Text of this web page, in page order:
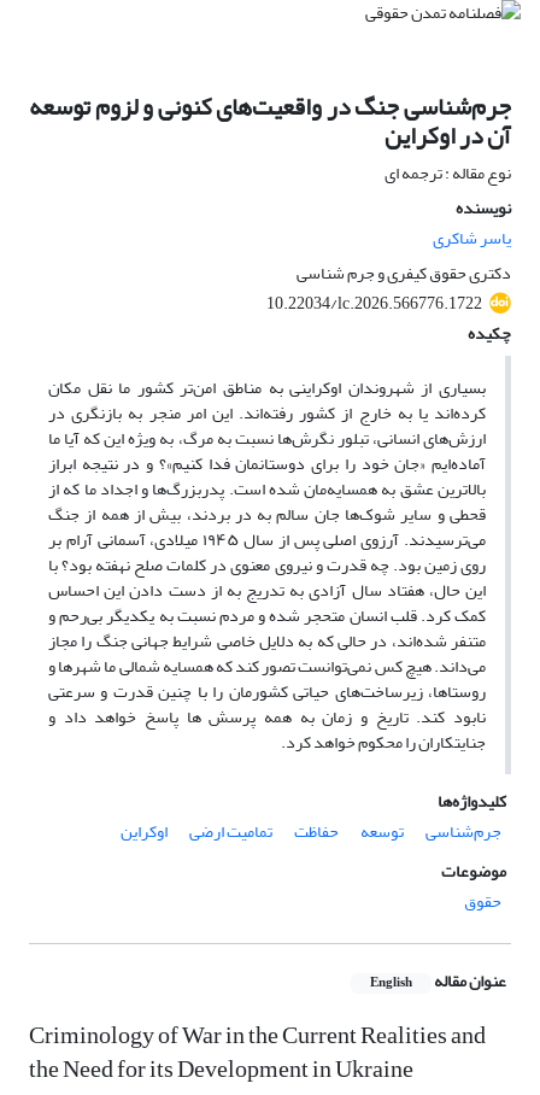
جرم‌شناسی جنگ در واقعیت‌های کنونی و لزوم توسعه
آن در اوکراین
نوع مقاله : ترجمه ای
نویسنده
یاسر شاکری
دکتری حقوق کیفری و جرم شناسی
10.22034/lc.2026.566776.1722
چکیده
بسیاری از شهروندان اوکراینی به مناطق امن‌تر کشور ما نقل مکان
کرده‌اند یا به خارج از کشور رفته‌اند. این امر منجر به بازنگری در
ارزش‌های انسانی، تبلور نگرش‌ها نسبت به مرگ، به ویژه این که آیا ما
آماده‌ایم «جان خود را برای دوستانمان فدا کنیم»؟ و در نتیجه ابراز
بالاترین عشق به همسایه‌مان شده است. پدربزرگ‌ها و اجداد ما که از
قحطی و سایر شوک‌ها جان سالم به در بردند، بیش از همه از جنگ
می‌ترسیدند. آرزوی اصلی پس از سال ۱۹۴۵ میلادی، آسمانی آرام بر
روی زمین بود. چه قدرت و نیروی معنوی در کلمات صلح نهفته بود؟ با
این حال، هفتاد سال آزادی به تدریج به از دست دادن این احساس
کمک کرد. قلب انسان متحجر شده و مردم نسبت به یکدیگر بی‌رحم و
متنفر شده‌اند، در حالی که به دلایل خاصی شرایط جهانی جنگ را مجاز
می‌داند. هیچ کس نمی‌توانست تصور کند که همسایه شمالی ما شهرها و
روستاها، زیرساخت‌های حیاتی کشورمان را با چنین قدرت و سرعتی
نابود کند. تاریخ و زمان به همه پرسش ها پاسخ خواهد داد و
جنایتکاران را محکوم خواهد کرد.
کلیدواژه‌ها
جرم‌شناسی
توسعه حفاظت تمامیت ارضی
اوکراین
موضوعات
حقوق
عنوان مقاله English
Criminology of War in the Current Realities and
the Need for its Development in Ukraine